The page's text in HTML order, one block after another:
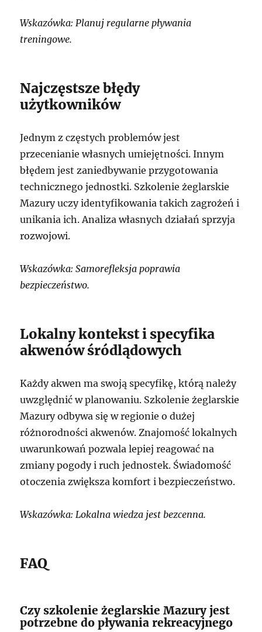
Wskazówka: Planuj regularne pływania
treningowe.
Najczęstsze błędy
użytkowników
Jednym z częstych problemów jest
przecenianie własnych umiejętności. Innym
błędem jest zaniedbywanie przygotowania
technicznego jednostki. Szkolenie żeglarskie
Mazury uczy identyfikowania takich zagrożeń i
unikania ich. Analiza własnych działań sprzyja
rozwojowi.
Wskazówka: Samorefleksja poprawia
bezpieczeństwo.
Lokalny kontekst i specyfika
akwenów śródlądowych
Każdy akwen ma swoją specyfikę, którą należy
uwzględnić w planowaniu. Szkolenie żeglarskie
Mazury odbywa się w regionie o dużej
różnorodności akwenów. Znajomość lokalnych
uwarunkowań pozwala lepiej reagować na
zmiany pogody i ruch jednostek. Świadomość
otoczenia zwiększa komfort i bezpieczeństwo.
Wskazówka: Lokalna wiedza jest bezcenna.
FAQ
Czy szkolenie żeglarskie Mazury jest
potrzebne do pływania rekreacyjnego